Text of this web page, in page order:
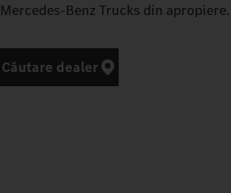
Mercedes‑Benz Trucks din apropiere.
Căutare dealer